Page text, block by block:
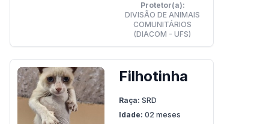
Protetor(a):
DIVISÃO DE ANIMAIS
COMUNITÁRIOS
(DIACOM - UFS)
Filhotinha
Raça: SRD
Idade: 02 meses